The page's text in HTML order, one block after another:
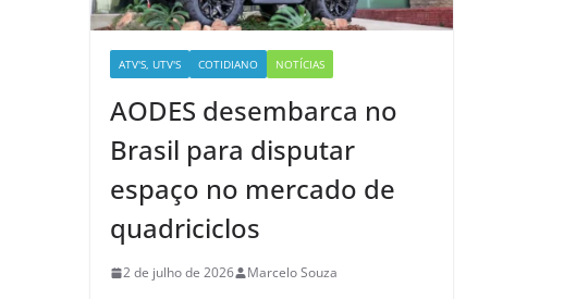
ATV'S, UTV'S COTIDIANO NOTÍCIAS
AODES desembarca no
Brasil para disputar
espaço no mercado de
quadriciclos
2 de julho de 2026 Marcelo Souza